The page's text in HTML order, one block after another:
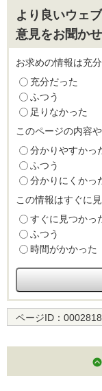
より良いウェ
意見をお聞か
お求めの情報は充
充分だった
ふつう
足りなかった
このページの内容
分かりやすかっ
ふつう
分かりにくかっ
この情報はすぐに
すぐに見つかっ
ふつう
時間がかかった
ページID：